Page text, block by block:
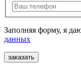
Заполняя форму, я
данных